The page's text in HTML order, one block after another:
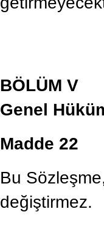
BÖLÜM V
Genel
Madde 22
Bu
değiştirmez.